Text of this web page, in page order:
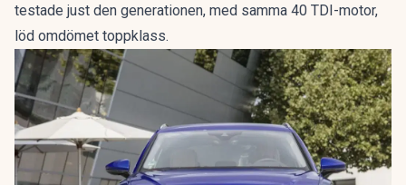
testade just den generationen, med samma 40 TDI-motor,
löd omdömet toppklass.